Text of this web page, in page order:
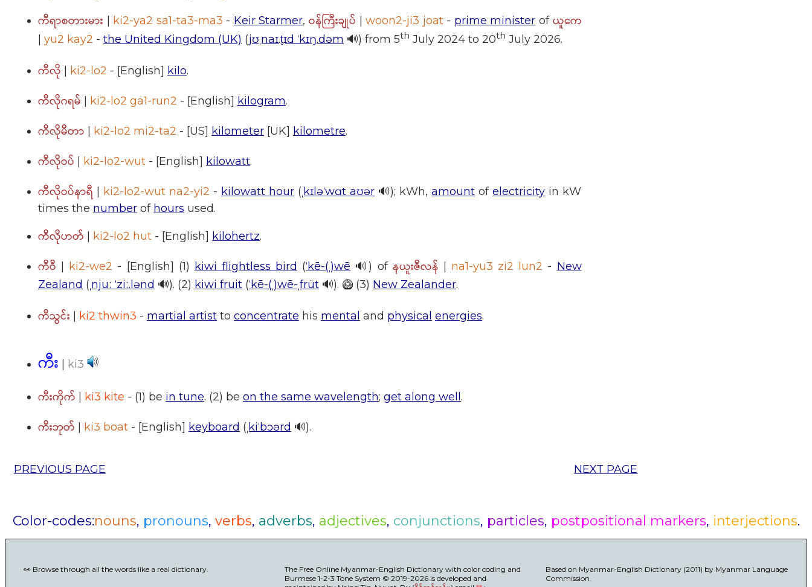
ကီရာစတားမား | ki2-ya2 sa1-ta3-ma3 - Keir Starmer,ဝန်ကြီးချုပ် |woon2-ji3 joat- prime minister of ယူကေ
| yu2 kay2 - the United Kingdom (UK) (jʊˌnaɪ.t̬ɪd ˈkɪŋ.dəm 🔊) from 5th July 2024 to 20th July 2026.
ကီလို | ki2-lo2 - [English] kilo.
ကီလိုဂရမ် | ki2-lo2 ga1-run2 - [English] kilogram.
ကီလိုမီတာ | ki2-lo2 mi2-ta2 - [US] kilometer [UK] kilometre.
ကီလိုဝပ် | ki2-lo2-wut - [English] kilowatt.
ကီလိုဝပ်နာရီ | ki2-lo2-wut na2-yi2 - kilowatt hour ( ˌkɪləˈwɑt aʊər 🔊); kWh,amount ofelectricity in kW
times the number of hours used.
ကီလိုဟတ် | ki2-lo2 hut - [English] kilohertz.
ကီဝီ | ki2-we2 - [English] (1) kiwi flightless bird (ˈkē-(ˌ)wē 🔊) of နယူးဇီလန် | na1-yu3 zi2 lun2 - New
Zealand ( ˌnjuː ˈziː.lənd 🔊). (2) kiwi fruit (ˈkē-(ˌ)wē-ˌfrüt 🔊). 🥝 (3) New Zealander.
ကီသွင်း | ki2 thwin3 - martial artist to concentrate his mental and physical energies.
ကီး | ki3
ကီးကိုက် | ki3 kite - (1) be in tune. (2) be on the same wavelength; get along well.
ကီးဘုတ် | ki3 boat - [English] keyboard ( ˌkiˈbɔərd 🔊).
PREVIOUS PAGE NEXT PAGE
Color-codes:nouns, pronouns, verbs, adverbs, adjectives, conjunctions, particles, postpositional markers, interjections.
👀 Browse through all the words like a real dictionary.
The Free Online Myanmar-English Dictionary with color coding and
Burmese 1-2-3 Tone System © 2019-2026 is developed and
Based on Myanmar-English Dictionary (2011) by Myanmar Language
Commission.